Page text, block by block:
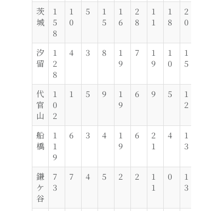
茨
城
1
5
8
1
0
5
1
5
1
6
2
8
1
1
1
8
2
0
汐
留
1
2
8
4 3 8
1
9
7
1
9
1
0
1
5
代
官
山
1
0
2
1 5 9
1
9
6 9 5
1
2
船
橋
1
1
9
6 3 4
1
9
6
2
1
4
1
3
鎌
ケ
谷
7
3
7 4 5 2 2
1
1
0
1
3